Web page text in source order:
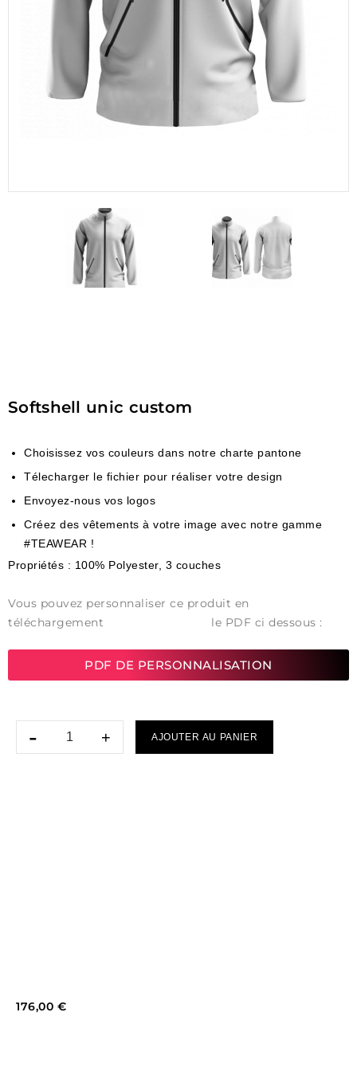
Softshell unic custom
Choisissez vos couleurs dans notre charte pantone
Télecharger le fichier pour réaliser votre design
Envoyez-nous vos logos
Créez des vêtements à votre image avec notre gamme
#TEAWEAR !
Propriétés : 100% Polyester, 3 couches
Vous pouvez personnaliser ce produit en
téléchargement le PDF ci dessous :
PDF DE PERSONNALISATION
AJOUTER AU PANIER
176,00 €